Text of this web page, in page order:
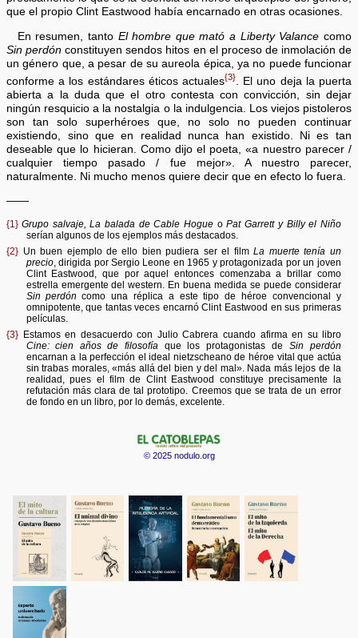
que el propio Clint Eastwood había encarnado en otras ocasiones.
En resumen, tanto El hombre que mató a Liberty Valance como
Sin perdón constituyen sendos hitos en el proceso de inmolación de
un género que, a pesar de su aureola épica, ya no puede funcionar
conforme a los estándares éticos actuales{3}
. El uno deja la puerta
abierta a la duda que el otro contesta con convicción, sin dejar
ningún resquicio a la nostalgia o la indulgencia. Los viejos pistoleros
son tan solo superhéroes que, no solo no pueden continuar
existiendo, sino que en realidad nunca han existido. Ni es tan
deseable que lo hicieran. Como dijo el poeta, «a nuestro parecer /
cualquier tiempo pasado / fue mejor». A nuestro parecer,
naturalmente. Ni mucho menos quiere decir que en efecto lo fuera.
——
{1} Grupo salvaje, La balada de Cable Hogue oPat Garrett y Billy el Niño
serían algunos de los ejemplos más destacados.
{2} Un buen ejemplo de ello bien pudiera ser el filmLa muerte tenía un
precio, dirigida por Sergio Leone en 1965 y protagonizada por un joven
Clint Eastwood, que por aquel entonces comenzaba a brillar como
estrella emergente del western. En buena medida se puede considerar
Sin perdón como una réplica a este tipo de héroe convencional y
omnipotente, que tantas veces encarnó Clint Eastwood en sus primeras
películas.
{3} Estamos en desacuerdo con Julio Cabrera cuando afirma en su libro
Cine: cien años de filosofía que los protagonistas de Sin perdón
encarnan a la perfección el ideal nietzscheano de héroe vital que actúa
sin trabas morales, «más allá del bien y del mal». Nada más lejos de la
realidad, pues el film de Clint Eastwood constituye precisamente la
refutación más clara de tal prototipo. Creemos que se trata de un error
de fondo en un libro, por lo demás, excelente.
© 2025 nodulo.org